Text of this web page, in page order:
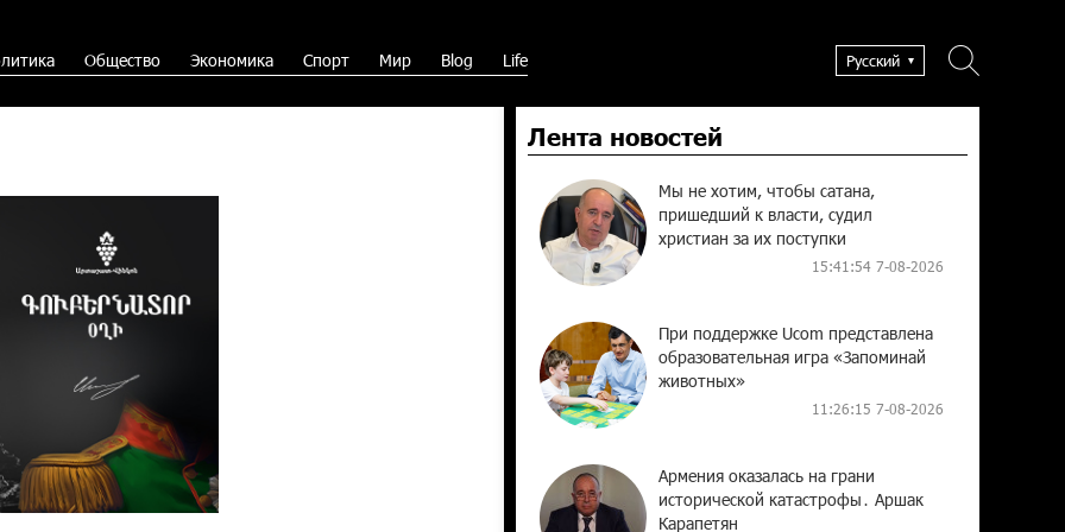
Общество Экономика Спорт Мир Blog Life Русский
Лента новостей
Мы не хотим, чтобы сатана,
пришедший к власти, судил
христиан за их поступки
15:41:54 7-08-2026
При поддержке Ucom представлена
образовательная игра «Запоминай
животных»
11:26:15 7-08-2026
Армения оказалась на грани
исторической катастрофы․ Аршак
Карапетян